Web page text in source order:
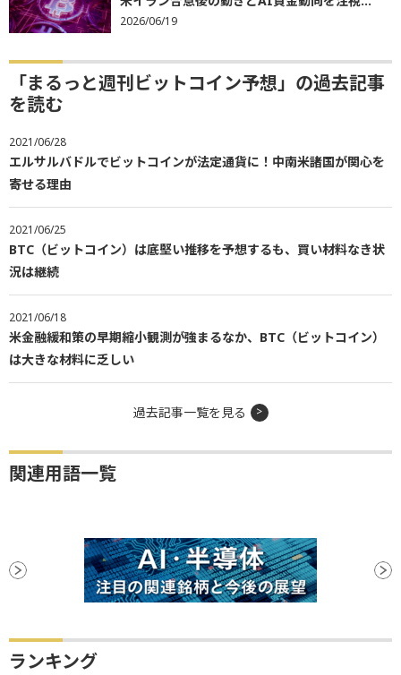
2026/06/19
「まるっと週刊ビットコイン予想」の過去記事
を読む
2021/06/28
エルサルバドルでビットコインが法定通貨に！中南米諸国が関心を
寄せる理由
2021/06/25
BTC（ビットコイン）は底堅い推移を予想するも、買い材料なき状
況は継続
2021/06/18
米金融緩和策の早期縮小観測が強まるなか、BTC（ビットコイン）
は大きな材料に乏しい
過去記事一覧を見る
関連用語一覧
ランキング